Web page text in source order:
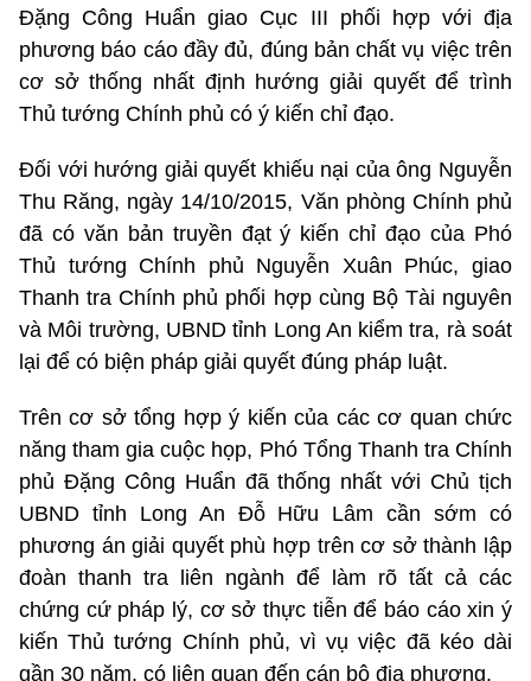
Đặng Công Huẩn giao Cục III phối hợp với địa
phương báo cáo đầy đủ, đúng bản chất vụ việc trên
cơ sở thống nhất định hướng giải quyết để trình
Thủ tướng Chính phủ có ý kiến chỉ đạo.
Đối với hướng giải quyết khiếu nại của ông Nguyễn
Thu Răng, ngày 14/10/2015, Văn phòng Chính phủ
đã có văn bản truyền đạt ý kiến chỉ đạo của Phó
Thủ tướng Chính phủ Nguyễn Xuân Phúc, giao
Thanh tra Chính phủ phối hợp cùng Bộ Tài nguyên
và Môi trường, UBND tỉnh Long An kiểm tra, rà soát
lại để có biện pháp giải quyết đúng pháp luật.
Trên cơ sở tổng hợp ý kiến của các cơ quan chức
năng tham gia cuộc họp, Phó Tổng Thanh tra Chính
phủ Đặng Công Huẩn đã thống nhất với Chủ tịch
UBND tỉnh Long An Đỗ Hữu Lâm cần sớm có
phương án giải quyết phù hợp trên cơ sở thành lập
đoàn thanh tra liên ngành để làm rõ tất cả các
chứng cứ pháp lý, cơ sở thực tiễn để báo cáo xin ý
kiến Thủ tướng Chính phủ, vì vụ việc đã kéo dài
gần 30 năm, có liên quan đến cán bộ địa phương.